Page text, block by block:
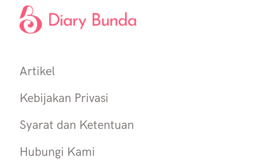
Artikel
Kebijakan Privasi
Syarat dan Ketentuan
Hubungi Kami